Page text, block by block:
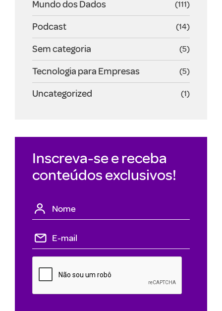
Mundo dos Dados (111)
Podcast (14)
Sem categoria (5)
Tecnologia para Empresas (5)
Uncategorized (1)
Inscreva-se e receba
conteúdos exclusivos!